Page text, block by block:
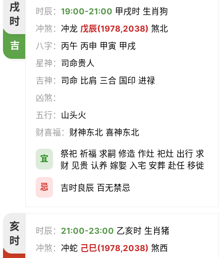
戌
时
吉
时辰：19:00-21:00 甲戌时 生肖狗
冲煞：冲龙 戊辰(1978,2038) 煞北
八字： 丙午 丙申 甲寅 甲戌
星神： 司命贵人
吉神： 司命 比肩 三合 国印 进禄
凶煞：
五行： 山头火
财喜福： 财神东北 喜神东北
宜
祭祀 祈福 求嗣 修造 作灶 祀灶 出行 求
财 见贵 认养 嫁娶 入宅 安葬 赴任 移徙
忌 吉时良辰 百无禁忌
亥
时
时辰： 21:00-23:00 乙亥时 生肖猪
冲煞：冲蛇 己巳(1978,2038) 煞西